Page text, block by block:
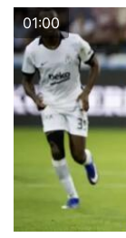
01:00